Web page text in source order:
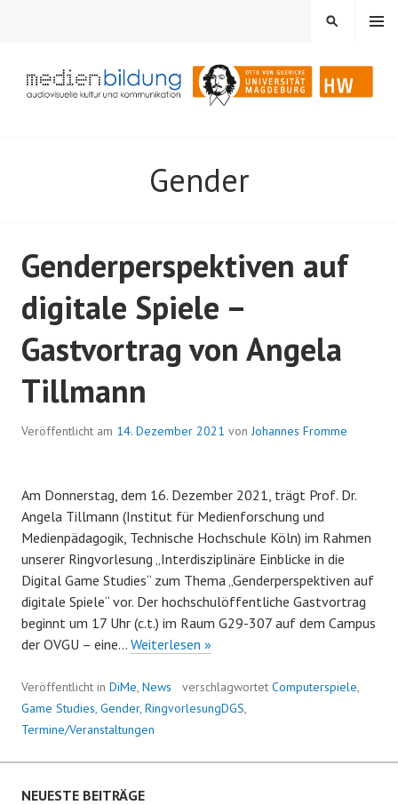
Audiovisuelle Kultur und Kommunikation
MENÜ
SUCHEN
Gender
Genderperspektiven auf
digitale Spiele –
Gastvortrag von Angela
Tillmann
Veröffentlicht am 14. Dezember 2021 vonJohannes Fromme
Am Donnerstag, dem 16. Dezember 2021, trägt Prof. Dr.
Angela Tillmann (Institut für Medienforschung und
Medienpädagogik, Technische Hochschule Köln) im Rahmen
unserer Ringvorlesung „Interdisziplinäre Einblicke in die
Digital Game Studies“ zum Thema „Genderperspektiven auf
digitale Spiele“ vor. Der hochschulöffentliche Gastvortrag
beginnt um 17 Uhr (c.t.) im Raum G29-307 auf dem Campus
der OVGU – eine… Weiterlesen »
digitale
Spiele
Veröffentlicht in DiMe, News verschlagwortet Computerspiele,
Game Studies, Gender, RingvorlesungDGS,
Termine/Veranstaltungen
NEUESTE BEITRÄGE